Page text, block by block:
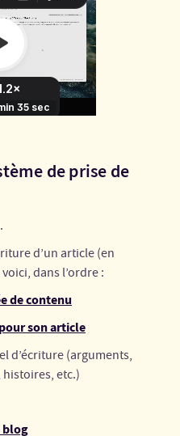
de prise de
d’un article (en
dans l’ordre :
de contenu
son article
d’écriture (arguments,
etc.)
blog